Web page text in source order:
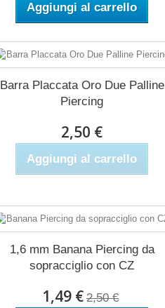
Aggiungi al carrello
Barra Placcata Oro Due Palline
Piercing
2,50 €
Aggiungi al carrello
1,6 mm Banana Piercing da
sopracciglio con CZ
1,49 € 2,50 €